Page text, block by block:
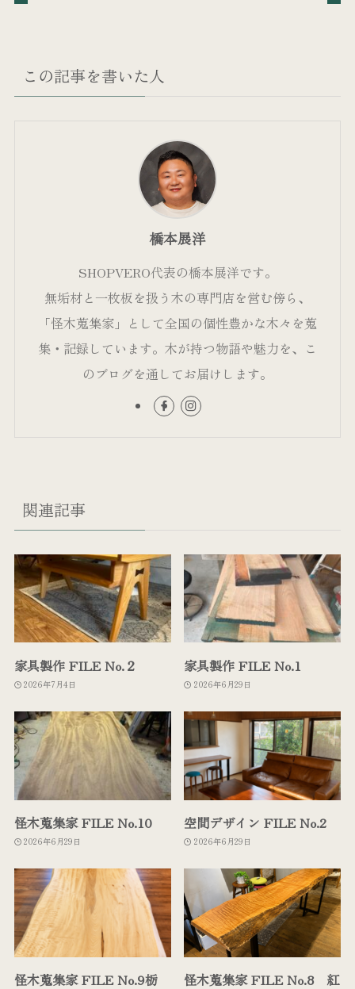
この記事を書いた人
橋本展洋
SHOPVERO代表の橋本展洋です。
無垢材と一枚板を扱う木の専門店を営む傍ら、
「怪木蒐集家」として全国の個性豊かな木々を蒐
集・記録しています。木が持つ物語や魅力を、こ
のブログを通してお届けします。
関連記事
家具製作 FILE No.２
2026年7月4日
家具製作 FILE No.1
2026年6月29日
怪木蒐集家 FILE No.10
2026年6月29日
空間デザイン FILE No.2
2026年6月29日
怪木蒐集家 FILE No.9栃
怪木蒐集家 FILE No.8 紅